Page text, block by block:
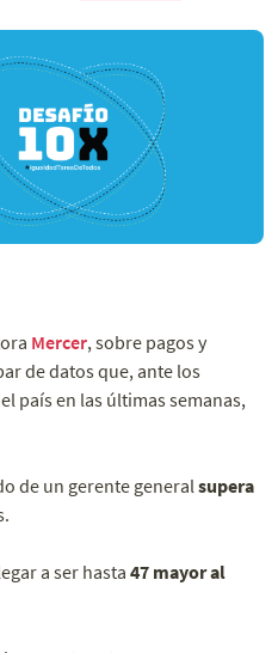
Mercer, sobre pagos y
de datos que, ante los
país en las últimas semanas,
de un gerente general supera
a ser hasta 47 mayor al